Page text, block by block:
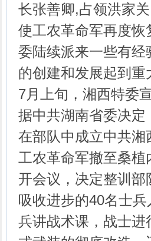
长张善卿,占领洪家
使工农革命军再度
委陆续派来一些有
的创建和发展起到重
7月上旬，湘西特委
据中共湖南省委决
在部队中成立中共
工农革命军撤至桑
开会议，决定整训
吸收进步的40名士
兵讲战术课，战士